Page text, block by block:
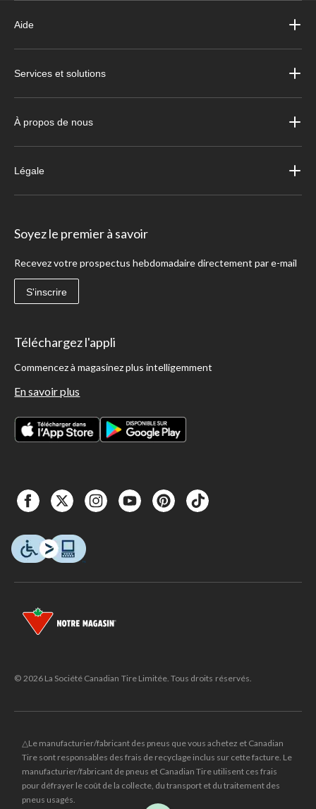
Aide
Services et solutions
À propos de nous
Légale
Soyez le premier à savoir
Recevez votre prospectus hebdomadaire directement par e-mail
S'inscrire
Téléchargez l'appli
Commencez à magasinez plus intelligemment
En savoir plus
© 2026 La Société Canadian Tire Limitée. Tous droits réservés.
△Le manufacturier/fabricant des pneus que vous achetez et Canadian
Tire sont responsables des frais de recyclage inclus sur cette facture. Le
manufacturier/fabricant de pneus et Canadian Tire utilisent ces frais
pour défrayer le coût de la collecte, du transport et du traitement des
pneus usagés.